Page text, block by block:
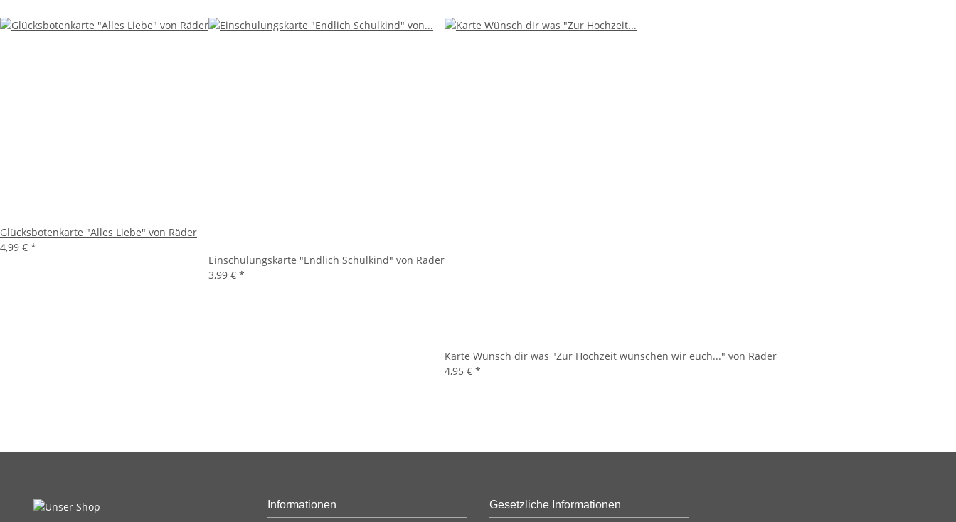
Glücksbotenkarte "Alles Liebe" von Räder
4,99 € *
Einschulungskarte "Endlich Schulkind" von Räder
3,99 € *
Karte Wünsch dir was "Zur Hochzeit wünschen wir euch..." von Räder
4,95 € *
Informationen Gesetzliche Informationen